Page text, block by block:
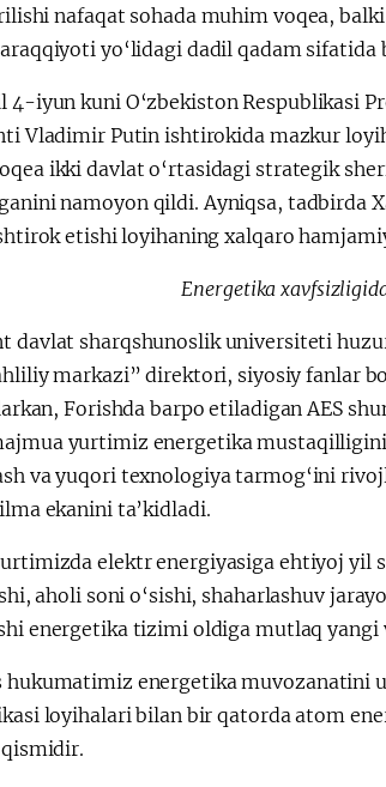
nafaqat sohada muhim voqea,
yo‘lidagi dadil qadam sifatida
iyun kuni O‘zbekiston Respublikasi
Vladimir Putin ishtirokida mazkur
ikki davlat o‘rtasidagi strategik
namoyon qildi. Ayniqsa, tadbirda
etishi loyihaning xalqaro
Energetika
davlat sharqshunoslik universiteti
markazi” direktori, siyosiy fanlar
Forishda barpo etiladigan AES
yurtimiz energetika
va yuqori texnologiya tarmog‘ini
ekanini ta’kidladi.
elektr energiyasiga ehtiyoj yil
aholi soni o‘sishi, shaharlashuv
energetika tizimi oldiga mutlaq yangi
hukumatimiz energetika muvozanatini
loyihalari bilan bir qatorda atom